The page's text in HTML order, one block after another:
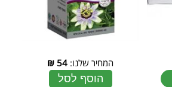
המחיר שלנו: 54
₪
הוסף לסל